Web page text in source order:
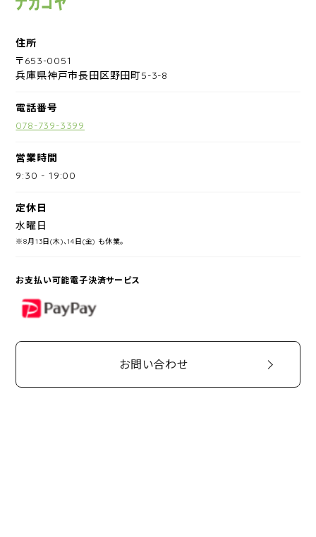
住所
〒653-0051
兵庫県神戸市長田区野田町5-3-8
電話番号
078-739-3399
営業時間
9:30 -19:00
定休日
水曜日
※8月13日(木)、14日(金) も休業。
お支払い可能電子決済サービス
PayPay
お問い合わせ